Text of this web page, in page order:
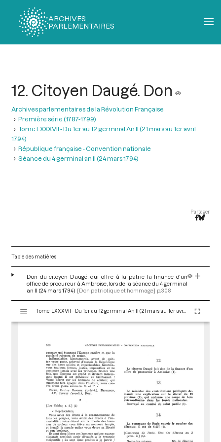
ARCHIVES
PARLEMENTAIRES
12. Citoyen Daugé. Don
Archives parlementaires de la Révolution Française
Première série (1787-1799)
Tome LXXXVII - Du 1er au 12 germinal An II (21 mars au 1er avril
1794)
République française - Convention nationale
Séance du 4 germinal an II (24 mars 1794)
Partager
Table des matières
Don du citoyen Daugé, qui offre à la patrie la finance d'un
office de procureur à Ambroise, lors de la séance du 4 germinal
an II (24 mars 1794) [Don patriotique et hommage] p.308
s